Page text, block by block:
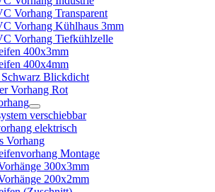
Vorhang Transparent
Vorhang Kühlhaus 3mm
Vorhang Tiefkühlzelle
400x3mm
400x4mm
Blickdicht
Vorhang Rot
verschiebbar
elektrisch
Vorhang
Montage
300x3mm
200x2mm